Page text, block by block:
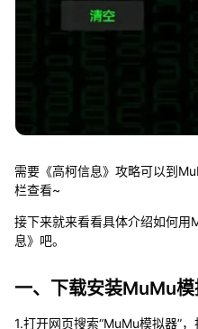
需要《高柯信息》攻略可以到
栏查看~
接下来就来看看具体介绍如何用
息》吧。
一、下载安装MuMu
1.打开网页搜索“MuMu模拟器”